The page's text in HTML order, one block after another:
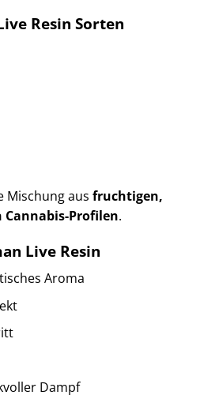
Resin Sorten
Mischung aus fruchtigen,
Profilen.
Live Resin
Aroma
Dampf